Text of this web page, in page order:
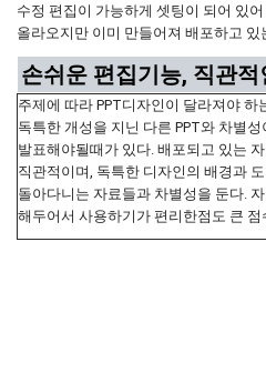
수정 편집이 가능하게 셋팅이 되어 있
올라오지만 이미 만들어져 배포하고 있
손쉬운 편집기능, 직관
주제에 따라 PPT디자인이 달라져야
독특한 개성을 지닌 다른 PPT와 차별
발표해야될때가 있다. 배포되고 있는
직관적이며, 독특한 디자인의 배경과
돌아다니는 자료들과 차별성을 둔다.
해두어서 사용하기가 편리한점도 큰 점